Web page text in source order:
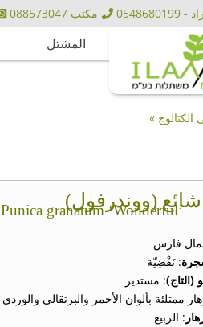
مكتب 088573047
المشتل
الكتالوج »
(ووندرفول)
Punica granatum ‘Wonderful’
فارس
: نَفْضِيّة
(التاج): مستدير
ممتلئة بألوان الأحمر والبرتقالي والوردي
: الربيع